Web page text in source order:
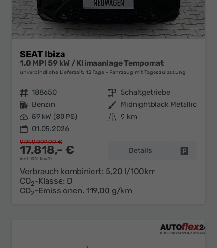
SEAT Ibiza
1.0 MPI 59 kW / Klimaanlage Tempomat
unverbindliche Lieferzeit: 12 Tage Fahrzeug mit Tageszulassung
Fahrzeugnr. 188650 Getriebe Schaltgetriebe
Kraftstoff Benzin Außenfarbe Midnightblack Metallic
Leistung 59 kW (80 PS) Kilometerstand 9 km
01.05.2026
17.818,– €
incl. 19% MwSt.
9.999.999,99 €
Details
Verbrauch kombiniert: 5,20 l/100km
CO2-Klasse: D
CO2-Emissionen: 119,00 g/km